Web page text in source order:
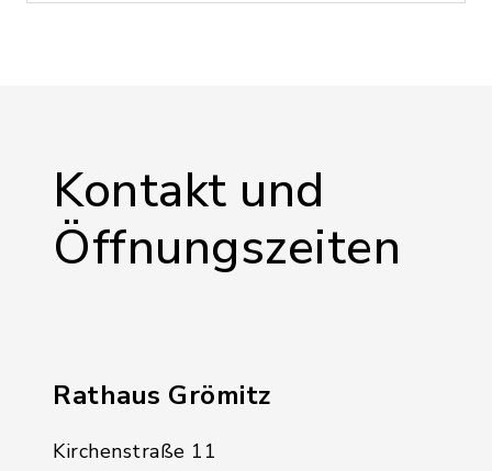
Kontakt und
Öffnungszeiten
Rathaus Grömitz
Kirchenstraße 11